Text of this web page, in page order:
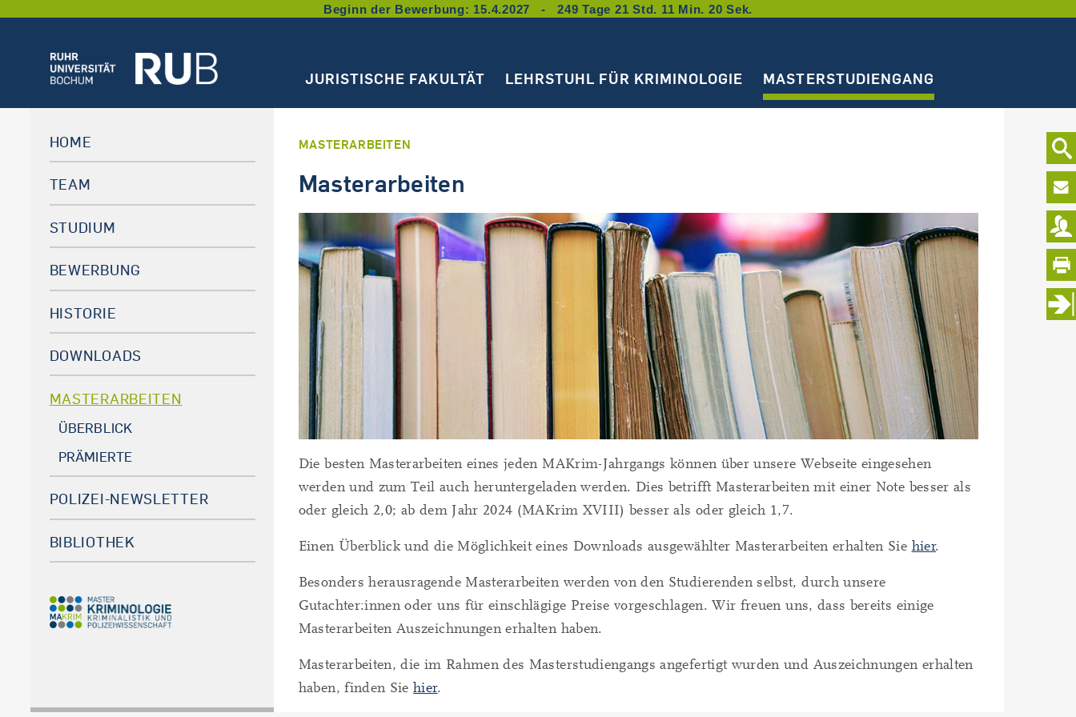
Beginn der Bewerbung: 15.4.2027 - 249 Tage 21 Std. 11 Min. 20 Sek.
JURISTISCHE FAKULTÄT LEHRSTUHL FÜR KRIMINOLOGIE MASTERSTUDIENGANG
HOME
TEAM
STUDIUM
BEWERBUNG
HISTORIE
DOWNLOADS
MASTERARBEITEN
ÜBERBLICK
PRÄMIERTE
POLIZEI-NEWSLETTER
BIBLIOTHEK
MASTERARBEITEN
Masterarbeiten
Die besten Masterarbeiten eines jeden MAKrim-Jahrgangs können über unsere Webseite eingesehen
werden und zum Teil auch heruntergeladen werden. Dies betrifft Masterarbeiten mit einer Note besser als
oder gleich 2,0; ab dem Jahr 2024 (MAKrim XVIII) besser als oder gleich 1,7.
Einen Überblick und die Möglichkeit eines Downloads ausgewählter Masterarbeiten erhalten Sie hier.
Besonders herausragende Masterarbeiten werden von den Studierenden selbst, durch unsere
Gutachter:innen oder uns für einschlägige Preise vorgeschlagen. Wir freuen uns, dass bereits einige
Masterarbeiten Auszeichnungen erhalten haben.
Masterarbeiten, die im Rahmen des Masterstudiengangs angefertigt wurden und Auszeichnungen erhalten
haben, finden Siehier.